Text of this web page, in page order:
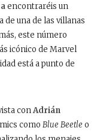
encontraréis un
una de las villanas
este número
icónico de Marvel
está a punto de
conAdrián
como Blue Beetle o